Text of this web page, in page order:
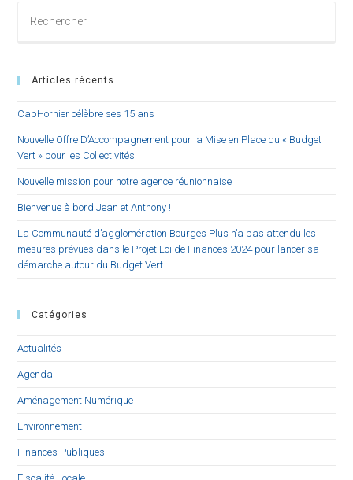
sur
Articles récents
CapHornier célèbre ses 15 ans !
Nouvelle Offre D’Accompagnement pour la Mise en Place du « Budget
Vert » pour les Collectivités
Nouvelle mission pour notre agence réunionnaise
Bienvenue à bord Jean et Anthony !
La Communauté d’agglomération Bourges Plus n’a pas attendu les
mesures prévues dans le Projet Loi de Finances 2024 pour lancer sa
démarche autour du Budget Vert
Catégories
Actualités
Agenda
Aménagement Numérique
Environnement
Finances Publiques